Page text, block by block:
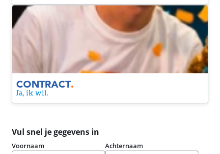
CONTRACT.
Ja, ik wil.
CONTRACT
Yes! We zijn een match. Je krijgt een contract van ons. Alleen
nog even tekenen en dan maken we het officieel.
Vul snel je gegevens in
Voornaam Achternaam